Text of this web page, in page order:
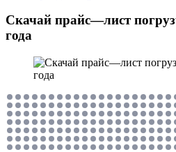
Скачай прайс—лист
года